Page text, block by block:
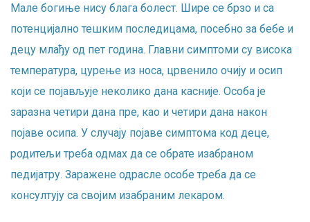
Мале богиње нису блага болест. Шире се брзо и са
потенцијално тешким последицама, посебно за бебе и
децу млађу од пет година. Главни симптоми су висока
температура, цурење из носа, црвенило очију и осип
који се појављује неколико дана касније. Особа је
заразна четири дана пре, као и четири дана након
појаве осипа. У случају појаве симптома код деце,
родитељи треба одмах да се обрате изабраном
педијатру. Заражене одрасле особе треба да се
консултују са својим изабраним лекаром.